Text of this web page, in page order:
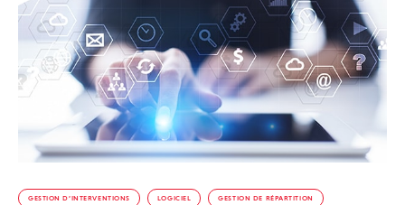
GESTION D’INTERVENTIONS LOGICIEL GESTION DE RÉPARTITION